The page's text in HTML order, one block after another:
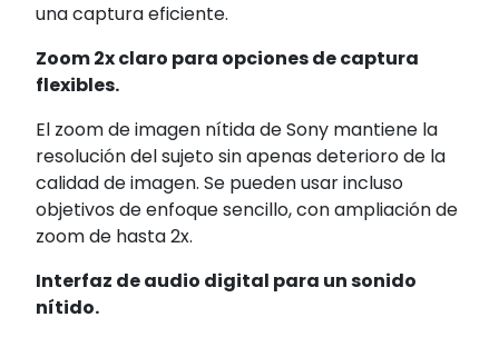
una captura eficiente.
Zoom 2x claro para opciones de captura
flexibles.
El zoom de imagen nítida de Sony mantiene la
resolución del sujeto sin apenas deterioro de la
calidad de imagen. Se pueden usar incluso
objetivos de enfoque sencillo, con ampliación de
zoom de hasta 2x.
Interfaz de audio digital para un sonido
nítido.